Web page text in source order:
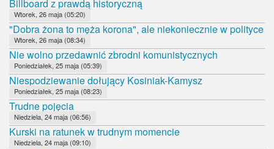
Billboard z prawdą historyczną
Wtorek, 26 maja (05:20)
"Dobra żona to męża korona", ale niekoniecznie w polityce
Wtorek, 26 maja (08:34)
Nie wolno przedawnić zbrodni komunistycznych
Poniedziałek, 25 maja (05:39)
Niespodziewanie dołujący Kosiniak-Kamysz
Poniedziałek, 25 maja (08:23)
Trudne pojęcia
Niedziela, 24 maja (06:56)
Kurski na ratunek w trudnym momencie
Niedziela, 24 maja (09:10)